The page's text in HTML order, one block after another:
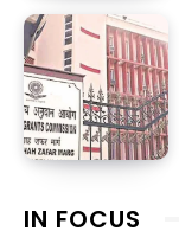
IN FOCUS